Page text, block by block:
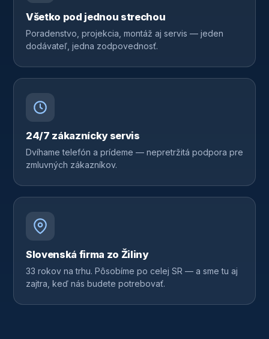
Všetko pod jednou strechou
Poradenstvo, projekcia, montáž aj servis — jeden
dodávateľ, jedna zodpovednosť.
24/7 zákaznícky servis
Dvíhame telefón a prídeme — nepretržitá podpora pre
zmluvných zákazníkov.
Slovenská firma zo Žiliny
33 rokov na trhu. Pôsobíme po celej SR — a sme tu aj
zajtra, keď nás budete potrebovať.